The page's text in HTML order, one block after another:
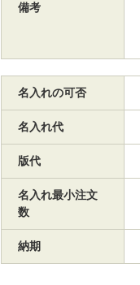
備考
名入れの可否
名入れ代
版代
名入れ最小注文
数
納期